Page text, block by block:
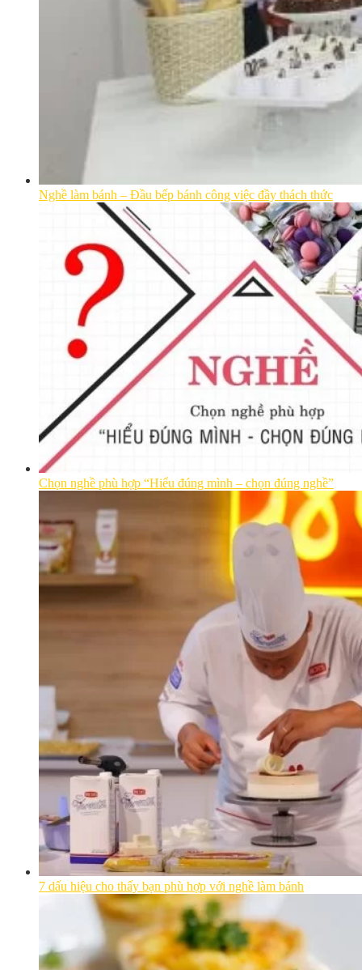
Nghề làm bánh – Đầu bếp bánh công việc đầy thách thức
Chọn nghề phù hợp “Hiểu đúng mình – chọn đúng nghề”
7 dấu hiệu cho thấy bạn phù hợp với nghề làm bánh